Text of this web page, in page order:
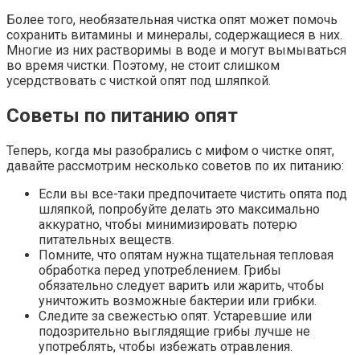
Более того, необязательная чистка опят может помочь
сохранить витамины и минералы, содержащиеся в них.
Многие из них растворимы в воде и могут вымываться
во время чистки. Поэтому, не стоит слишком
усердствовать с чисткой опят под шляпкой.
Советы по питанию опят
Теперь, когда мы разобрались с мифом о чистке опят,
давайте рассмотрим несколько советов по их питанию:
Если вы все-таки предпочитаете чистить опята под
шляпкой, попробуйте делать это максимально
аккуратно, чтобы минимизировать потерю
питательных веществ.
Помните, что опятам нужна тщательная тепловая
обработка перед употреблением. Грибы
обязательно следует варить или жарить, чтобы
уничтожить возможные бактерии или грибки.
Следите за свежестью опят. Устаревшие или
подозрительно выглядящие грибы лучше не
употреблять, чтобы избежать отравления.